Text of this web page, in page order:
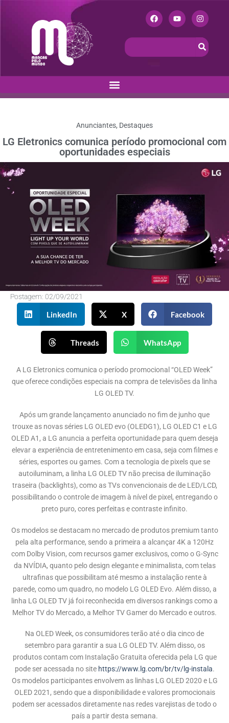
Anunciantes, Destaques
LG Eletronics comunica período promocional com
oportunidades especiais
Postagem: 02/09/2021
LinkedIn X Facebook
Threads WhatsApp
A LG Eletronics comunica o período promocional “OLED Week”
que oferece condições especiais na compra de televisões da linha
LG OLED TV.
Após um grande lançamento anunciado no fim de junho que
trouxe as novas séries LG OLED evo (OLEDG1), LG OLED C1 e LG
OLED A1, a LG anuncia a perfeita oportunidade para quem deseja
elevar a experiência de entretenimento em casa, seja com filmes e
séries, esportes ou games. Com a tecnologia de pixels que se
autoiluminam, a linha LG OLED TV não precisa de iluminação
traseira (backlights), como as TVs convencionais de de LED/LCD,
possibilitando o controle de imagem à nível de pixel, entregando o
preto puro, cores perfeitas e contraste infinito.
Os modelos se destacam no mercado de produtos premium tanto
pela alta performance, sendo a primeira a alcançar 4K a 120Hz
com Dolby Vision, com recursos gamer exclusivos, como o G-Sync
da NVÍDIA, quanto pelo design elegante e minimalista, com telas
ultrafinas que possibilitam até mesmo a instalação rente à
parede, como um quadro, no modelo LG OLED Evo. Além disso, a
linha LG OLED TV já foi reconhecida em diversos rankings como a
Melhor TV do Mercado, a Melhor TV Gamer do Mercado e outros.
Na OLED Week, os consumidores terão até o dia cinco de
setembro para garantir a sua LG OLED TV. Além disso, os
produtos contam com Instalação Gratuita oferecida pela LG que
pode ser acessada no site https://www.lg.com/br/tv/lg-instala.
Os modelos participantes envolvem as linhas LG OLED 2020 e LG
OLED 2021, sendo que a disponibilidade e valores promocionais
podem ser acessados diretamente nas redes varejistas de todo o
país a partir desta semana.